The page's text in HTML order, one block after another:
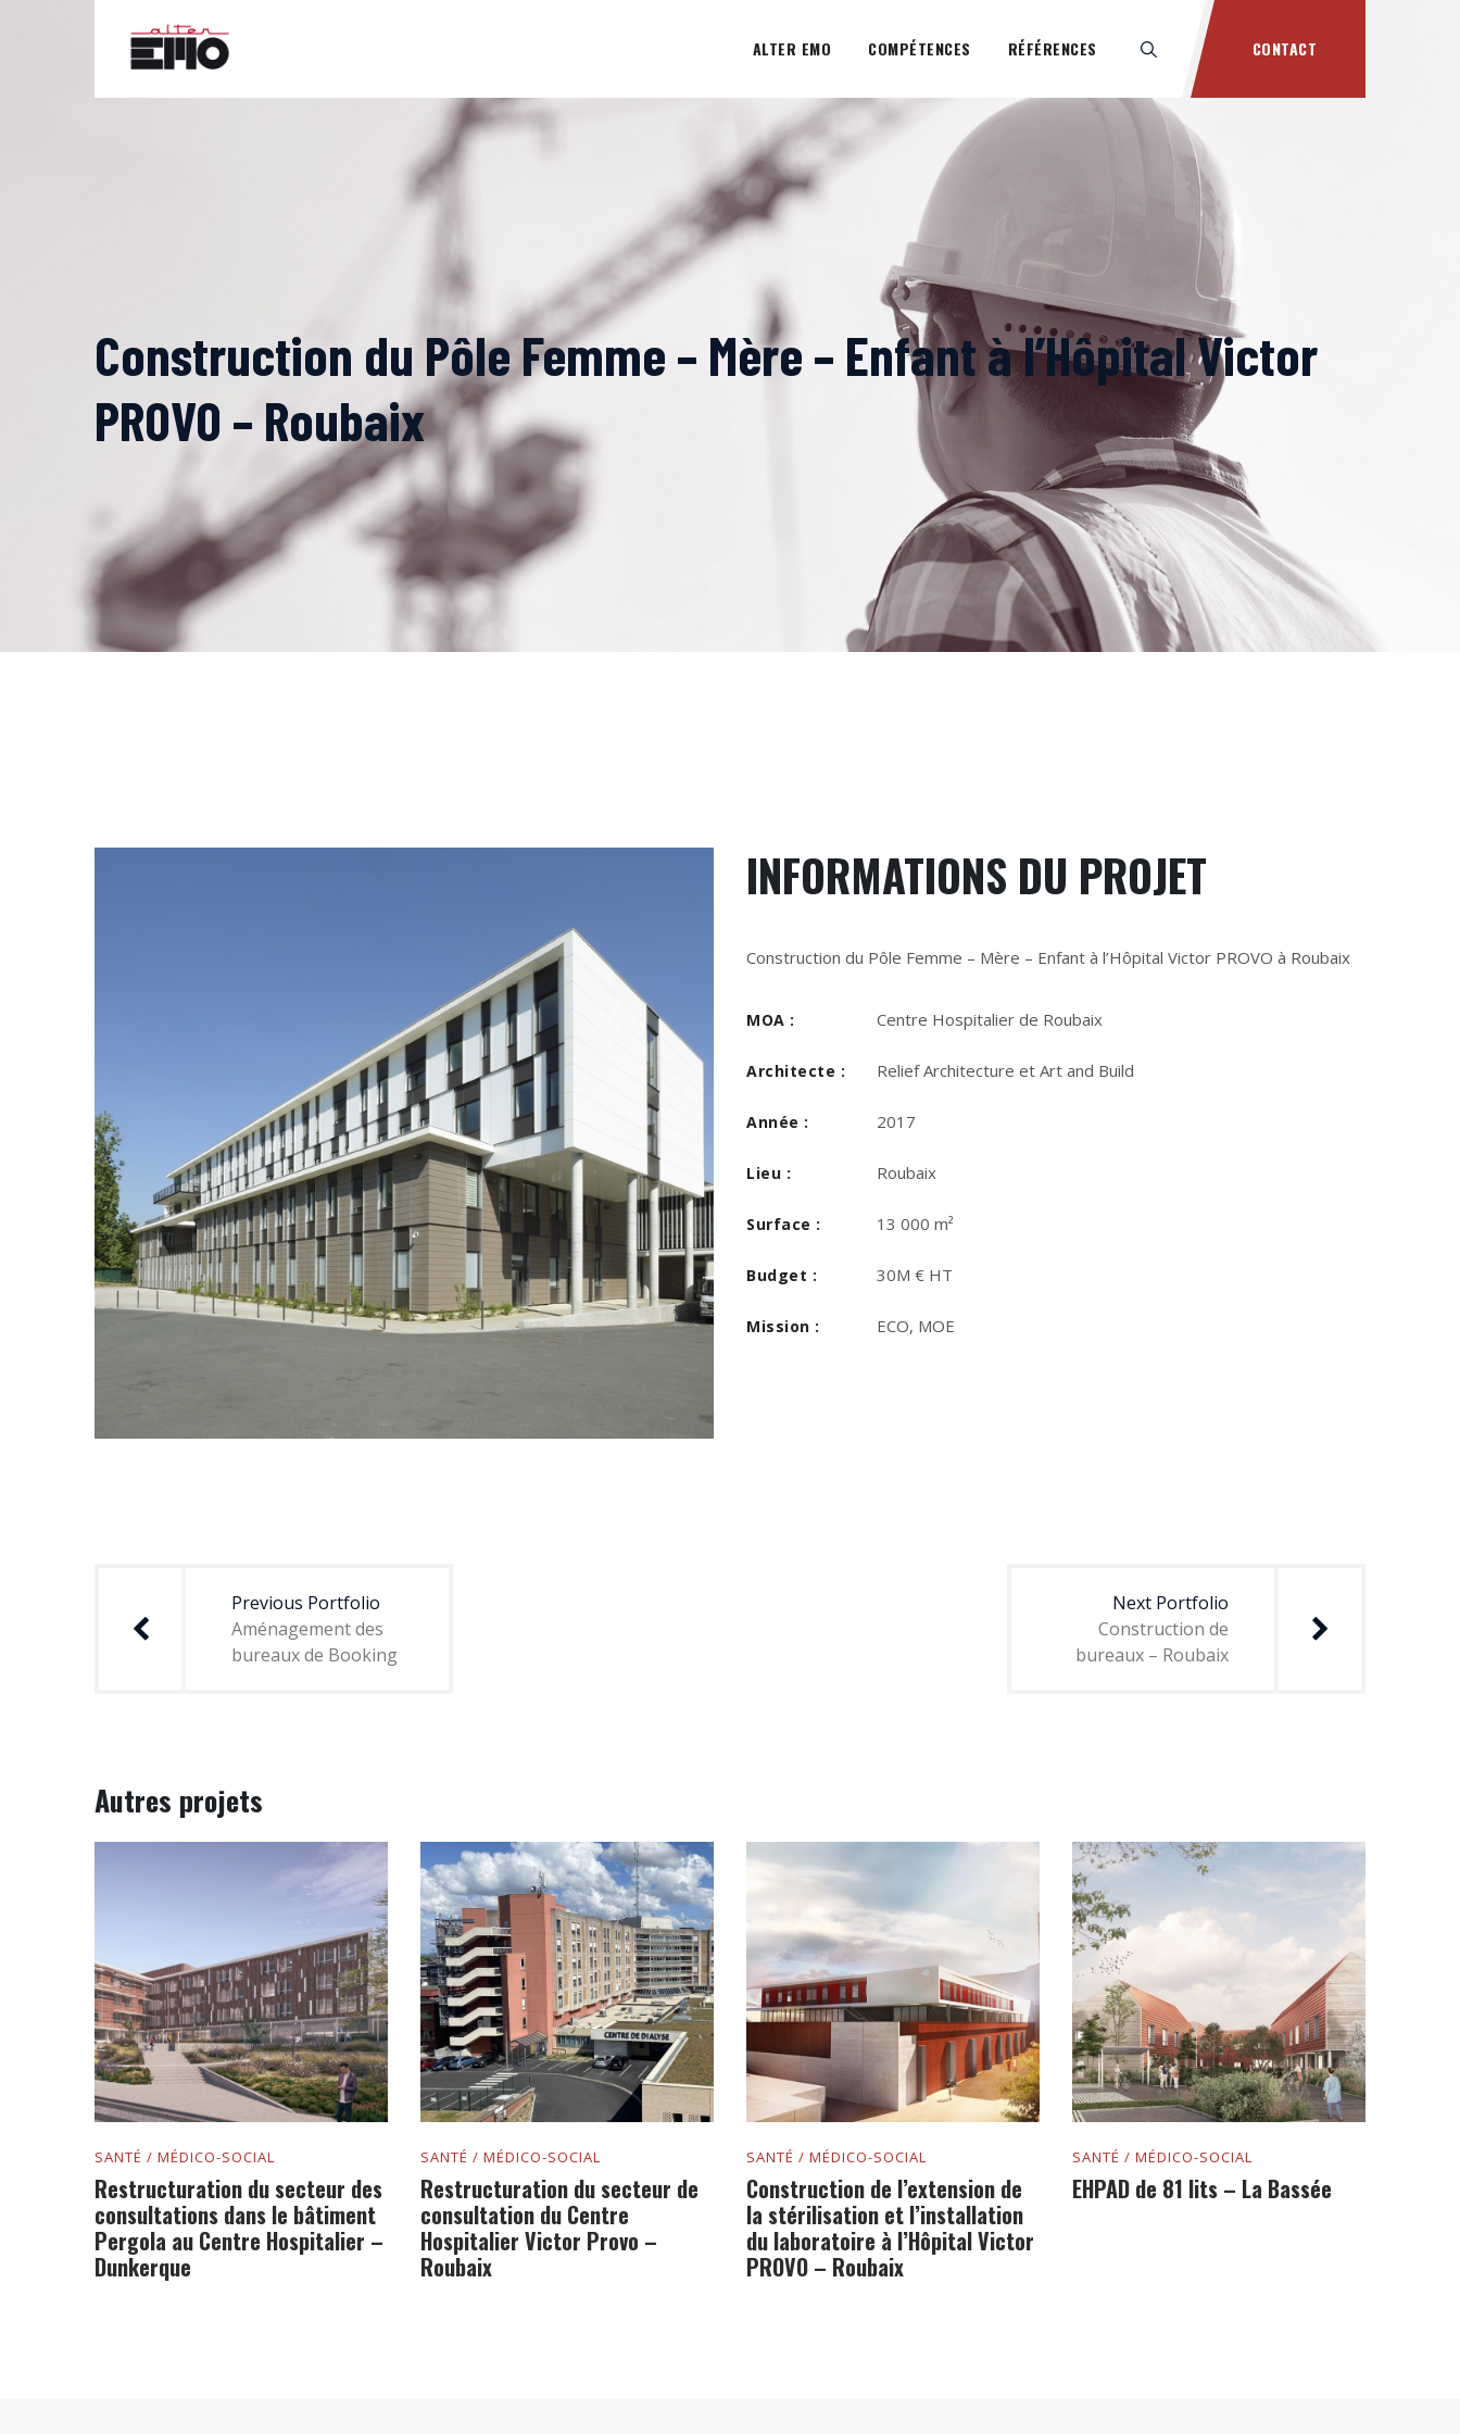
ALTER EMO COMPÉTENCES RÉFÉRENCES CONTACT
Construction du Pôle Femme – Mère – Enfant à l’Hôpital Victor
PROVO – Roubaix
INFORMATIONS DU PROJET
Construction du Pôle Femme – Mère – Enfant à l’Hôpital Victor PROVO à Roubaix
MOA : Centre Hospitalier de Roubaix
Architecte : Relief Architecture et Art and Build
Année : 2017
Lieu : Roubaix
Surface : 13 000 m²
Budget : 30M € HT
Mission : ECO, MOE
l’article
Previous Portfolio
Aménagement des
bureaux de Booking
Next Portfolio
Construction de
bureaux – Roubaix
Autres projets
SANTÉ / MÉDICO-SOCIAL
Restructuration du secteur des
consultations dans le bâtiment
Pergola au Centre Hospitalier –
Dunkerque
SANTÉ / MÉDICO-SOCIAL
Restructuration du secteur de
consultation du Centre
Hospitalier Victor Provo –
Roubaix
SANTÉ / MÉDICO-SOCIAL
Construction de l’extension de
la stérilisation et l’installation
du laboratoire à l’Hôpital Victor
PROVO – Roubaix
SANTÉ / MÉDICO-SOCIAL
EHPAD de 81 lits – La Bassée